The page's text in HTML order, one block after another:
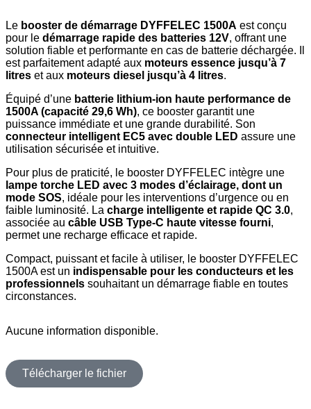
Le booster de démarrage DYFFELEC 1500A est conçu
pour le démarrage rapide des batteries 12V, offrant une
solution fiable et performante en cas de batterie déchargée. Il
est parfaitement adapté aux moteurs essence jusqu’à 7
litres et aux moteurs diesel jusqu’à 4 litres.
Équipé d’une batterie lithium-ion haute performance de
1500A (capacité 29,6 Wh), ce booster garantit une
puissance immédiate et une grande durabilité. Son
connecteur intelligent EC5 avec double LED assure une
utilisation sécurisée et intuitive.
Pour plus de praticité, le booster DYFFELEC intègre une
lampe torche LED avec 3 modes d’éclairage, dont un
mode SOS, idéale pour les interventions d’urgence ou en
faible luminosité. La charge intelligente et rapide QC 3.0,
associée au câble USB Type-C haute vitesse fourni,
permet une recharge efficace et rapide.
Compact, puissant et facile à utiliser, le booster DYFFELEC
1500A est un indispensable pour les conducteurs et les
professionnels souhaitant un démarrage fiable en toutes
circonstances.
Aucune information disponible.
Télécharger le fichier